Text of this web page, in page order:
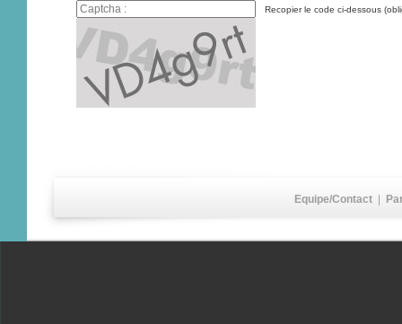
Recopier le code ci-dessous
Equipe/Contact